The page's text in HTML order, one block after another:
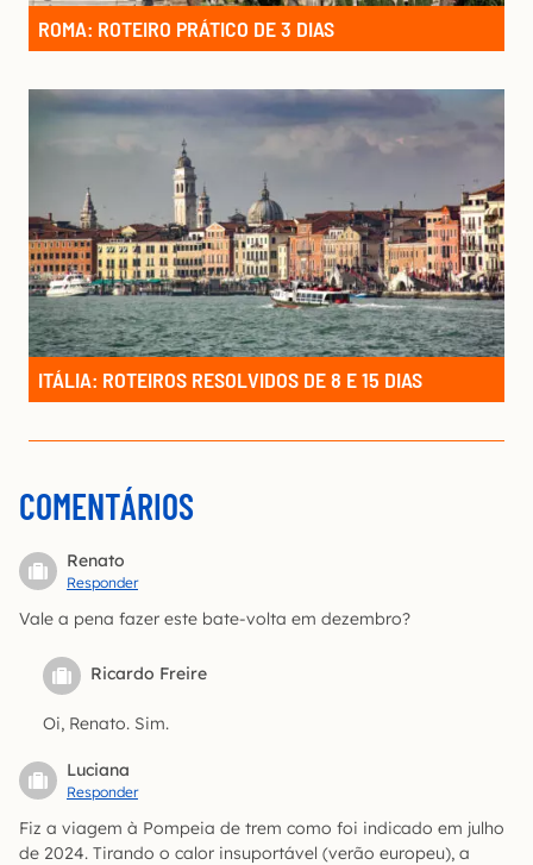
ROMA: ROTEIRO PRÁTICO DE 3 DIAS
ITÁLIA: ROTEIROS RESOLVIDOS DE 8 E 15 DIAS
COMENTÁRIOS
Renato
Responder
Vale a pena fazer este bate-volta em dezembro?
Ricardo Freire
Oi, Renato. Sim.
Luciana
Responder
Fiz a viagem à Pompeia de trem como foi indicado em julho
de 2024. Tirando o calor insuportável (verão europeu), a